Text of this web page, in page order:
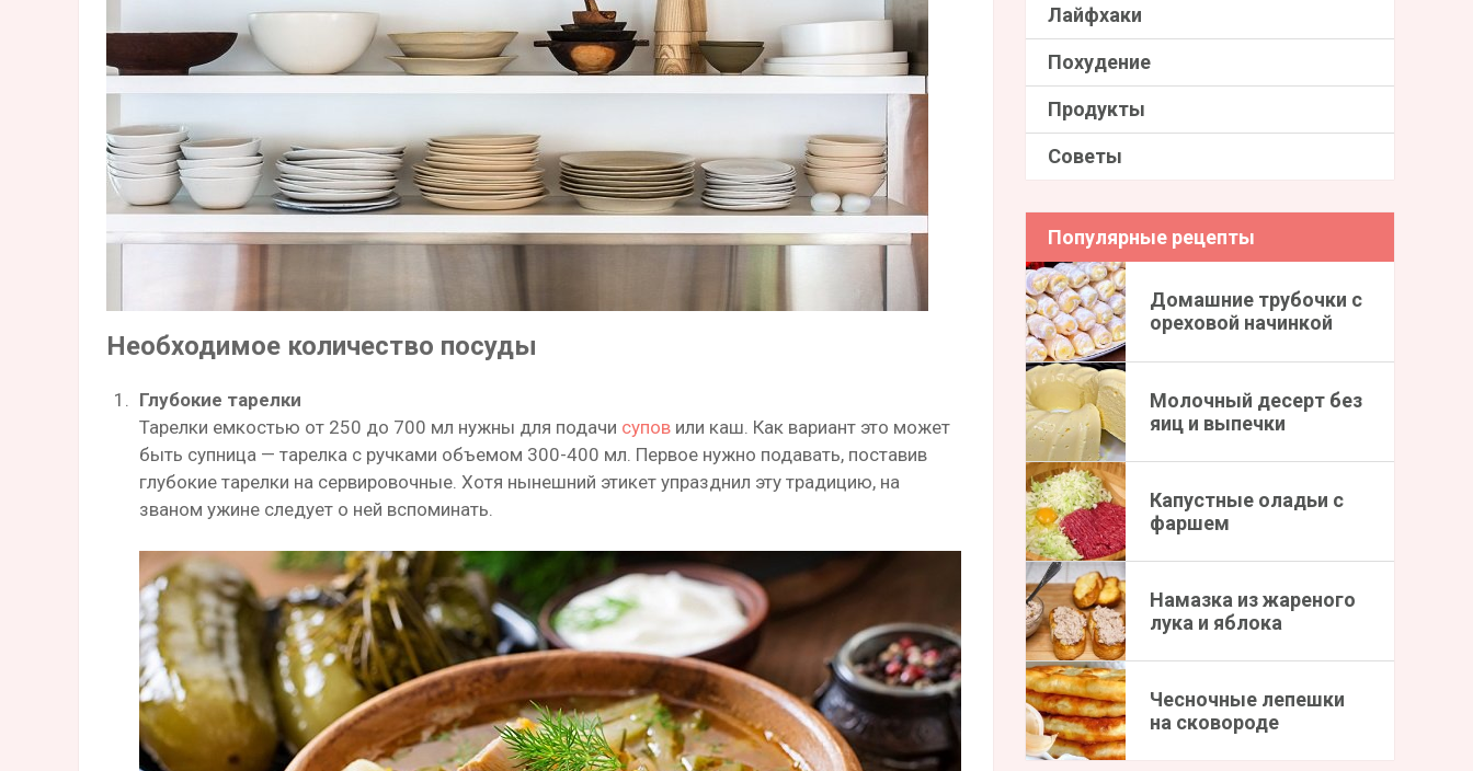
Необходимое количество посуды
Глубокие тарелки
Тарелки емкостью от 250 до 700 мл нужны для подачи супов или каш. Как вариант это может
быть супница — тарелка с ручками объемом 300-400 мл. Первое нужно подавать, поставив
глубокие тарелки на сервировочные. Хотя нынешний этикет упразднил эту традицию, на
званом ужине следует о ней вспоминать.
Лайфхаки
Похудение
Продукты
Советы
Популярные рецепты
Домашние трубочки с
ореховой начинкой
Молочный десерт без
яиц и выпечки
Капустные оладьи с
фаршем
Намазка из жареного
лука и яблока
Чесночные лепешки
на сковороде